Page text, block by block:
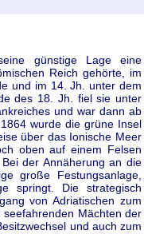
günstige Lage eine
Reich gehörte, im
und im 14. Jh. unter dem
des 18. Jh. fiel sie unter
und war dann ab
wurde die grüne Insel
über das Ionische Meer
oben auf einem Felsen
der Annäherung an die
große Festungsanlage,
springt. Die strategisch
von Adriatischen zum
Mächten der
und auch zum